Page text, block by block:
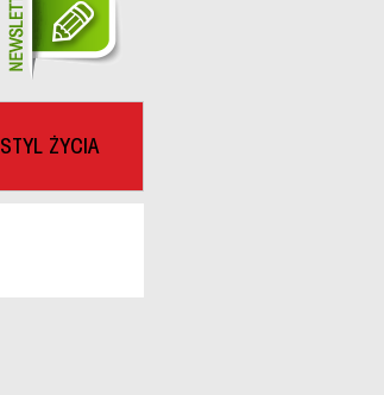
STYL ŻYCIA